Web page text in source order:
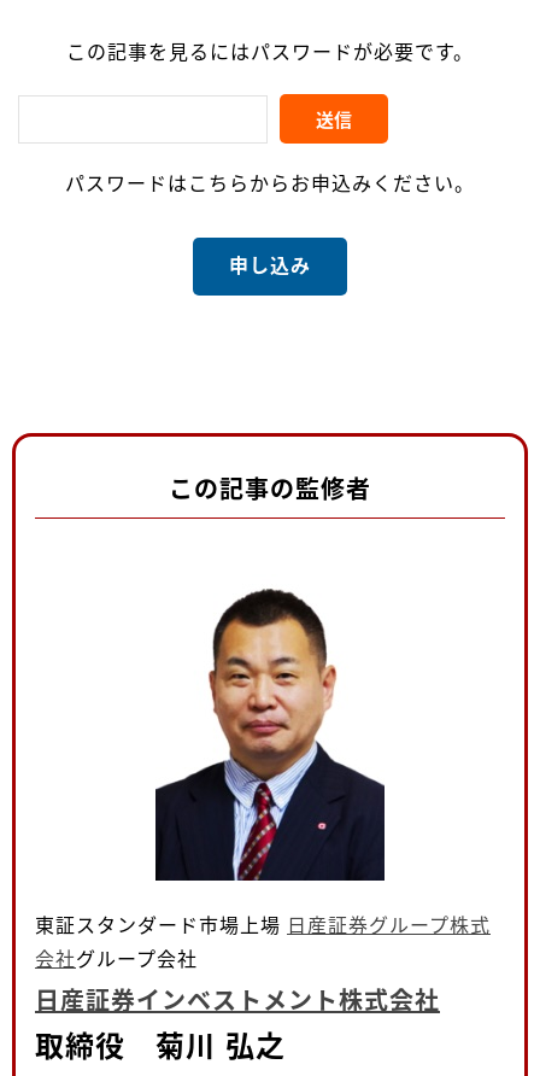
この記事を見るにはパスワードが必要です。
パスワードはこちらからお申込みください。
申し込み
この記事の監修者
東証スタンダード市場上場 日産証券グループ株式
会社グループ会社
日産証券インベストメント株式会社
取締役 菊川 弘之